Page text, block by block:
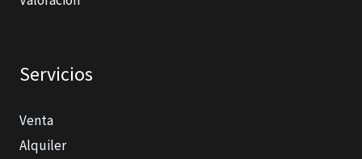
Servicios
Venta
Alquiler